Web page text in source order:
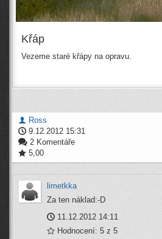
Křáp
Vezeme staré křápy na opravu.
Ross
9.12.2012 15:31
2 Komentáře
5,00
limetkka
Za ten náklad:-D
11.12.2012 14:11
Hodnocení: 5 z 5